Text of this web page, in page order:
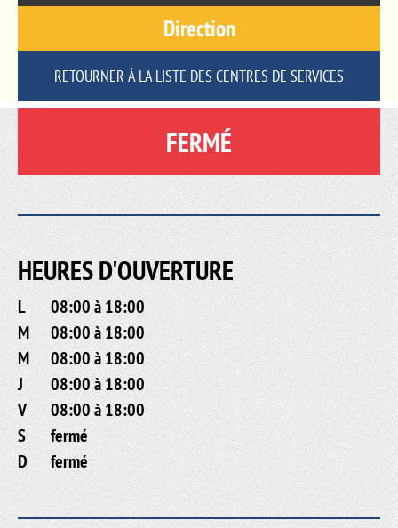
Direction
RETOURNER À LA LISTE DES CENTRES DE SERVICES
FERMÉ
HEURES D'OUVERTURE
L
08:00 à 18:00
M
08:00 à 18:00
M
08:00 à 18:00
J
08:00 à 18:00
V
08:00 à 18:00
S
fermé
D
fermé